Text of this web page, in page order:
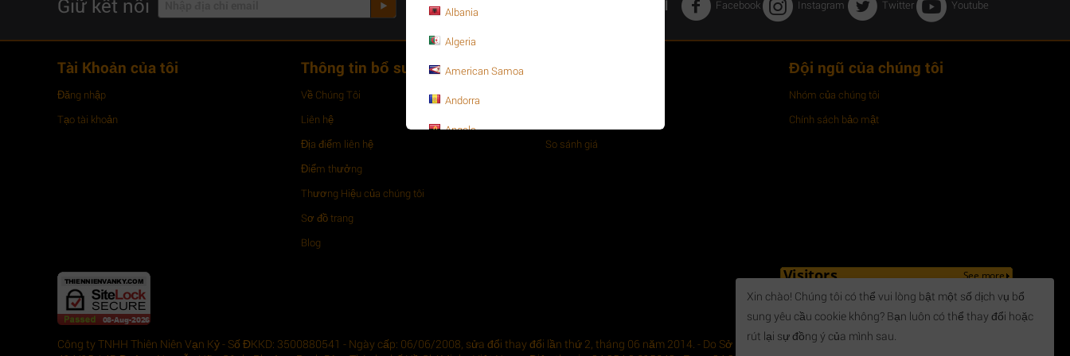
Giữ kết nối Facebook Instagram Twitter Youtube
Tài Khoản của tôi
Đăng nhập
Tạo tài khoản
Thông tin bổ sung
Về Chúng Tôi
Liên hệ
Địa điểm liên hệ
Điểm thưởng
Thương Hiệu của chúng tôi
Sơ đồ trang
Blog
So sánh giá
Đội ngũ của chúng tôi
Nhóm của chúng tôi
Chính sách bảo mật
Công ty TNHH Thiên Niên Vạn Kỷ - Số ĐKKD: 3500880541 - Ngày cấp: 06/06/2008, sửa đổi thay đổi lần thứ 2, tháng 06 năm 2014. - Do Sở Kế hoạch và Đầu tư tỉnh Bà Rịa Vũng Tàu cấp - Địa chỉ:
Albania
Algeria
American Samoa
Andorra
Angola
Xin chào! Chúng tôi có thể vui lòng bật một số dịch vụ bổ
sung yêu cầu cookie không? Bạn luôn có thể thay đổi hoặc
rút lại sự đồng ý của mình sau.